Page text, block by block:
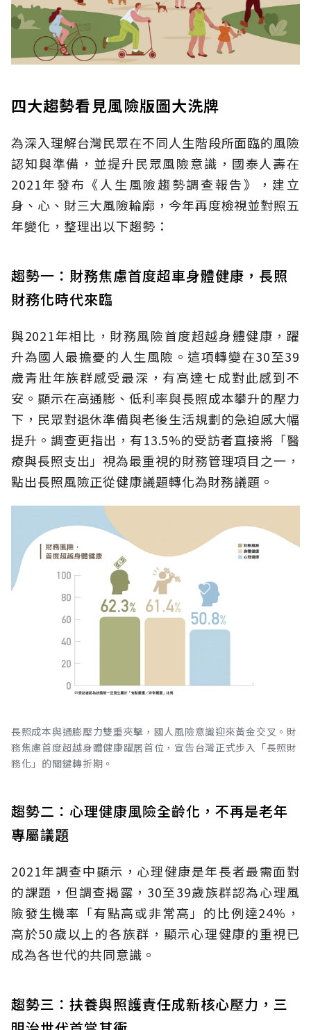
四大趨勢看見風險版圖大洗牌
為深入理解台灣民眾在不同人生階段所面臨的風險
認知與準備，並提升民眾風險意識，國泰人壽在
2021年發布《人生風險趨勢調查報告》，建立
身、心、財三大風險輪廓，今年再度檢視並對照五
年變化，整理出以下趨勢：
趨勢一：財務焦慮首度超車身體健康，長照
財務化時代來臨
與2021年相比，財務風險首度超越身體健康，躍
升為國人最擔憂的人生風險。這項轉變在30至39
歲青壯年族群感受最深，有高達七成對此感到不
安。顯示在高通膨、低利率與長照成本攀升的壓力
下，民眾對退休準備與老後生活規劃的急迫感大幅
提升。調查更指出，有13.5%的受訪者直接將「醫
療與長照支出」視為最重視的財務管理項目之一，
點出長照風險正從健康議題轉化為財務議題。
長照成本與通膨壓力雙重夾擊，國人風險意識迎來黃金交叉。財
務焦慮首度超越身體健康躍居首位，宣告台灣正式步入「長照財
務化」的關鍵轉折期。
趨勢二：心理健康風險全齡化，不再是老年
專屬議題
2021年調查中顯示，心理健康是年長者最需面對
的課題，但調查揭露，30至39歲族群認為心理風
險發生機率「有點高或非常高」的比例達24%，
高於50歲以上的各族群，顯示心理健康的重視已
成為各世代的共同意識。
趨勢三：扶養與照護責任成新核心壓力，三